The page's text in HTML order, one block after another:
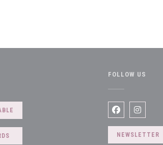
FOLLOW US
Facebook
NEWSLETTER